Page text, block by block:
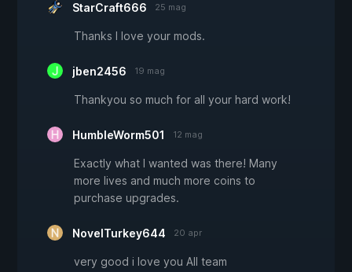
StarCraft666 25 mag
Thanks I love your mods.
jben2456 19 mag
Thankyou so much for all your hard work!
HumbleWorm501 12 mag
Exactly what I wanted was there! Many
more lives and much more coins to
purchase upgrades.
NovelTurkey644 20 apr
very good i love you All team